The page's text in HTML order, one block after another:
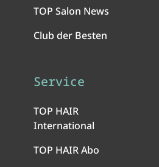
TOP Salon News
Club der Besten
Service
TOP HAIR
International
TOP HAIR Abo